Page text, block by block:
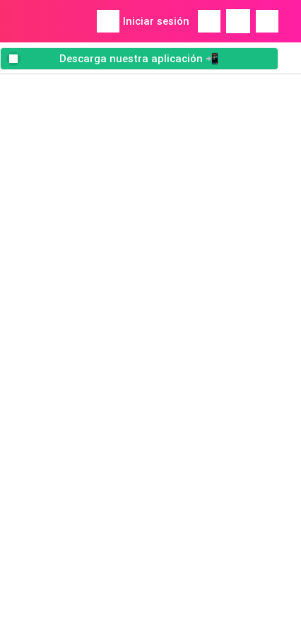
Iniciar sesión
Descarga nuestra aplicación 📲